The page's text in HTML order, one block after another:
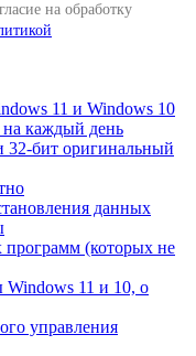
на обработку
11 и Windows 10
каждый день
32-бит оригинальный
данных
программ (которых не
11 и 10, о
управления